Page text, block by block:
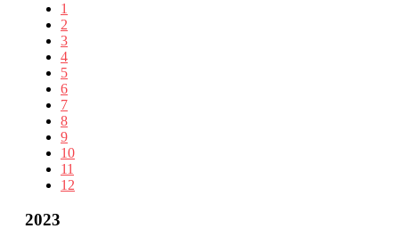
1
2
3
4
5
6
7
8
9
10
11
12
2023